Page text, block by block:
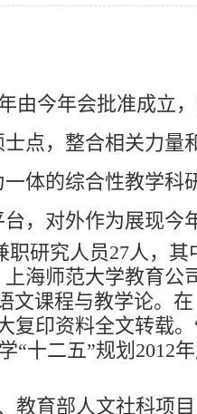
由今年会批准成立
点，整合相关力量
体的综合性教学科
，对外作为展现今
职研究人员27人，
海师范大学教育公
文课程与教学论。
复印资料全文转载
“十二五”规划
教育部人文社科项